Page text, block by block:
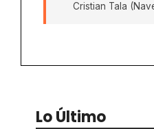
Cristian Tala
Lo Último